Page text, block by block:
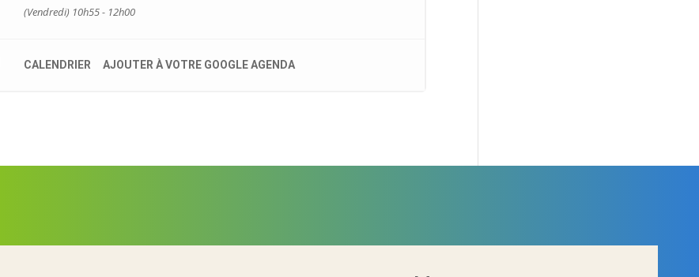
(Vendredi) 10h55 - 12h00
CALENDRIER AJOUTER À VOTRE GOOGLE AGENDA